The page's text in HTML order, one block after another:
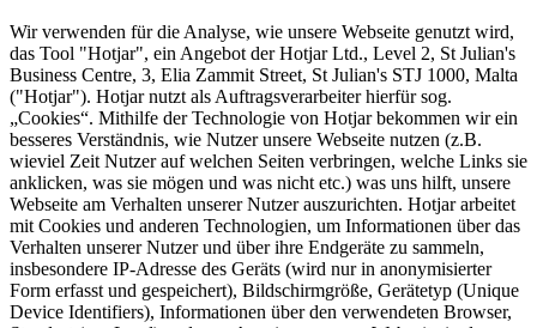
Wir verwenden für die Analyse, wie unsere Webseite genutzt wird,
das Tool "Hotjar", ein Angebot der Hotjar Ltd., Level 2, St Julian's
Business Centre, 3, Elia Zammit Street, St Julian's STJ 1000, Malta
("Hotjar"). Hotjar nutzt als Auftragsverarbeiter hierfür sog.
„Cookies“. Mithilfe der Technologie von Hotjar bekommen wir ein
besseres Verständnis, wie Nutzer unsere Webseite nutzen (z.B.
wieviel Zeit Nutzer auf welchen Seiten verbringen, welche Links sie
anklicken, was sie mögen und was nicht etc.) was uns hilft, unsere
Webseite am Verhalten unserer Nutzer auszurichten. Hotjar arbeitet
mit Cookies und anderen Technologien, um Informationen über das
Verhalten unserer Nutzer und über ihre Endgeräte zu sammeln,
insbesondere IP-Adresse des Geräts (wird nur in anonymisierter
Form erfasst und gespeichert), Bildschirmgröße, Gerätetyp (Unique
Device Identifiers), Informationen über den verwendeten Browser,